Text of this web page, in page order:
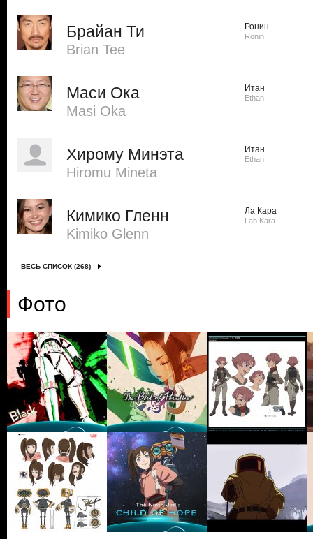
Брайан Ти
Brian Tee
Ронин
Ronin
Маси Ока
Masi Oka
Итан
Ethan
Хирому Минэта
Hiromu Mineta
Итан
Ethan
Кимико Гленн
Kimiko Glenn
Ла Кара
Lah Kara
ВЕСЬ СПИСОК (268)
Фото